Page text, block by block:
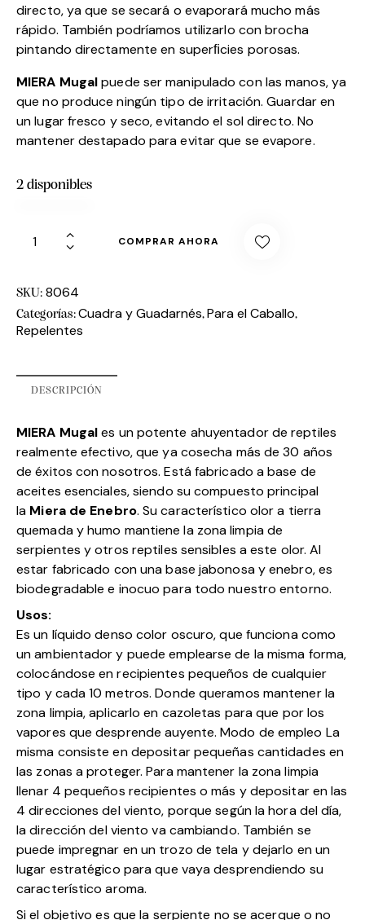
directo, ya que se secará o evaporará mucho más
rápido. También podríamos utilizarlo con brocha
pintando directamente en superﬁcies porosas.
MIERA Mugalpuede ser manipulado con las manos, ya
que no produce ningún tipo de irritación. Guardar en
un lugar fresco y seco, evitando el sol directo. No
mantener destapado para evitar que se evapore.
2 disponibles
COMPRAR AHORA
SKU: 8064
Categorías:Cuadra y Guadarnés, Para el Caballo,
Repelentes
DESCRIPCIÓN
MIERA Mugales un potente ahuyentador de reptiles
realmente efectivo, que ya cosecha más de 30 años
de éxitos con nosotros. Está fabricado a base de
aceites esenciales, siendo su compuesto principal
la Miera de Enebro. Su característico olor a tierra
quemada y humo mantiene la zona limpia de
serpientes y otros reptiles sensibles a este olor. Al
estar fabricado con una base jabonosa y enebro, es
biodegradable e inocuo para todo nuestro entorno.
Usos:
Es un líquido denso color oscuro, que funciona como
un ambientador y puede emplearse de la misma forma,
colocándose en recipientes pequeños de cualquier
tipo y cada 10 metros. Donde queramos mantener la
zona limpia, aplicarlo en cazoletas para que por los
vapores que desprende auyente. Modo de empleo La
misma consiste en depositar pequeñas cantidades en
las zonas a proteger. Para mantener la zona limpia
llenar 4 pequeños recipientes o más y depositar en las
4 direcciones del viento, porque según la hora del día,
la dirección del viento va cambiando. También se
puede impregnar en un trozo de tela y dejarlo en un
lugar estratégico para que vaya desprendiendo su
característico aroma.
Si el objetivo es que la serpiente no se acerque o no